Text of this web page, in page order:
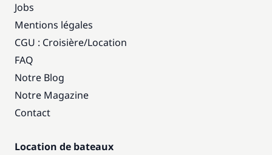
Jobs
Mentions légales
CGU : Croisière/Location
FAQ
Notre Blog
Notre Magazine
Contact
Location de bateaux